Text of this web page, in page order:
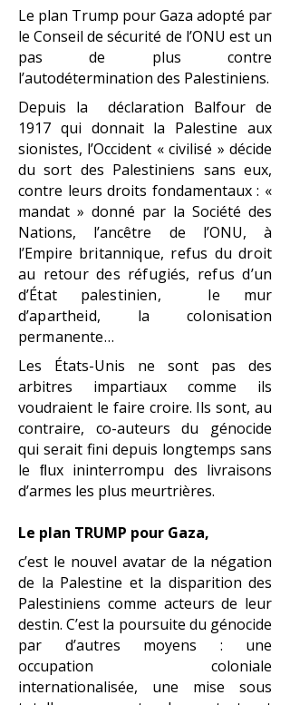
Le plan Trump pour Gaza adopté par
le Conseil de sécurité de l’ONU est un
pas de plus contre
l’autodétermination des Palestiniens.
Depuis la déclaration Balfour de
1917 qui donnait la Palestine aux
sionistes, l’Occident « civilisé » décide
du sort des Palestiniens sans eux,
contre leurs droits fondamentaux : «
mandat » donné par la Société des
Nations, l’ancêtre de l’ONU, à
l’Empire britannique, refus du droit
au retour des réfugiés, refus d’un
d’État palestinien, le mur
d’apartheid, la colonisation
permanente…
Les États-Unis ne sont pas des
arbitres impartiaux comme ils
voudraient le faire croire. Ils sont, au
contraire, co-auteurs du génocide
qui serait fini depuis longtemps sans
le ﬂux ininterrompu des livraisons
d’armes les plus meurtrières.
Le plan TRUMP pour Gaza,
c’est le nouvel avatar de la négation
de la Palestine et la disparition des
Palestiniens comme acteurs de leur
destin. C’est la poursuite du génocide
par d’autres moyens : une
occupation coloniale
internationalisée, une mise sous